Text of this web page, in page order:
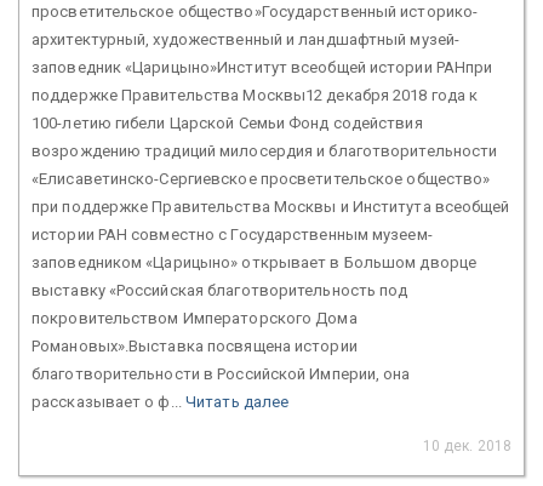
просветительское общество»Государственный историко-
архитектурный, художественный и ландшафтный музей-
заповедник «Царицыно»Институт всеобщей истории РАНпри
поддержке Правительства Москвы12 декабря 2018 года к
100-летию гибели Царской Семьи Фонд содействия
возрождению традиций милосердия и благотворительности
«Елисаветинско-Сергиевское просветительское общество»
при поддержке Правительства Москвы и Института всеобщей
истории РАН совместно с Государственным музеем-
заповедником «Царицыно» открывает в Большом дворце
выставку «Российская благотворительность под
покровительством Императорского Дома
Романовых».Выставка посвящена истории
благотворительности в Российской Империи, она
рассказывает о ф... Читать далее
10 дек. 2018